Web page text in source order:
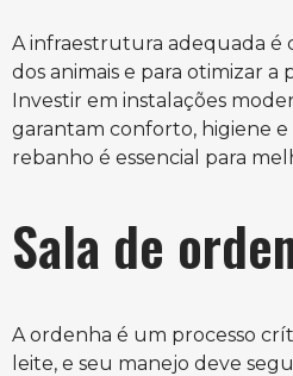
A infraestrutura adequada é
dos animais e para otimizar a
Investir em instalações
garantam conforto, higiene
rebanho é essencial para
Sala de
A ordenha é um processo
leite, e seu manejo deve